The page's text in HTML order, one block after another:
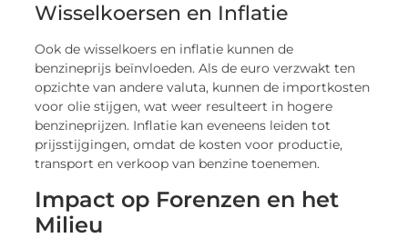
Wisselkoersen en Inflatie
Ook de wisselkoers en inflatie kunnen de
benzineprijs beïnvloeden. Als de euro verzwakt ten
opzichte van andere valuta, kunnen de importkosten
voor olie stijgen, wat weer resulteert in hogere
benzineprijzen. Inflatie kan eveneens leiden tot
prijsstijgingen, omdat de kosten voor productie,
transport en verkoop van benzine toenemen.
Impact op Forenzen en het
Milieu